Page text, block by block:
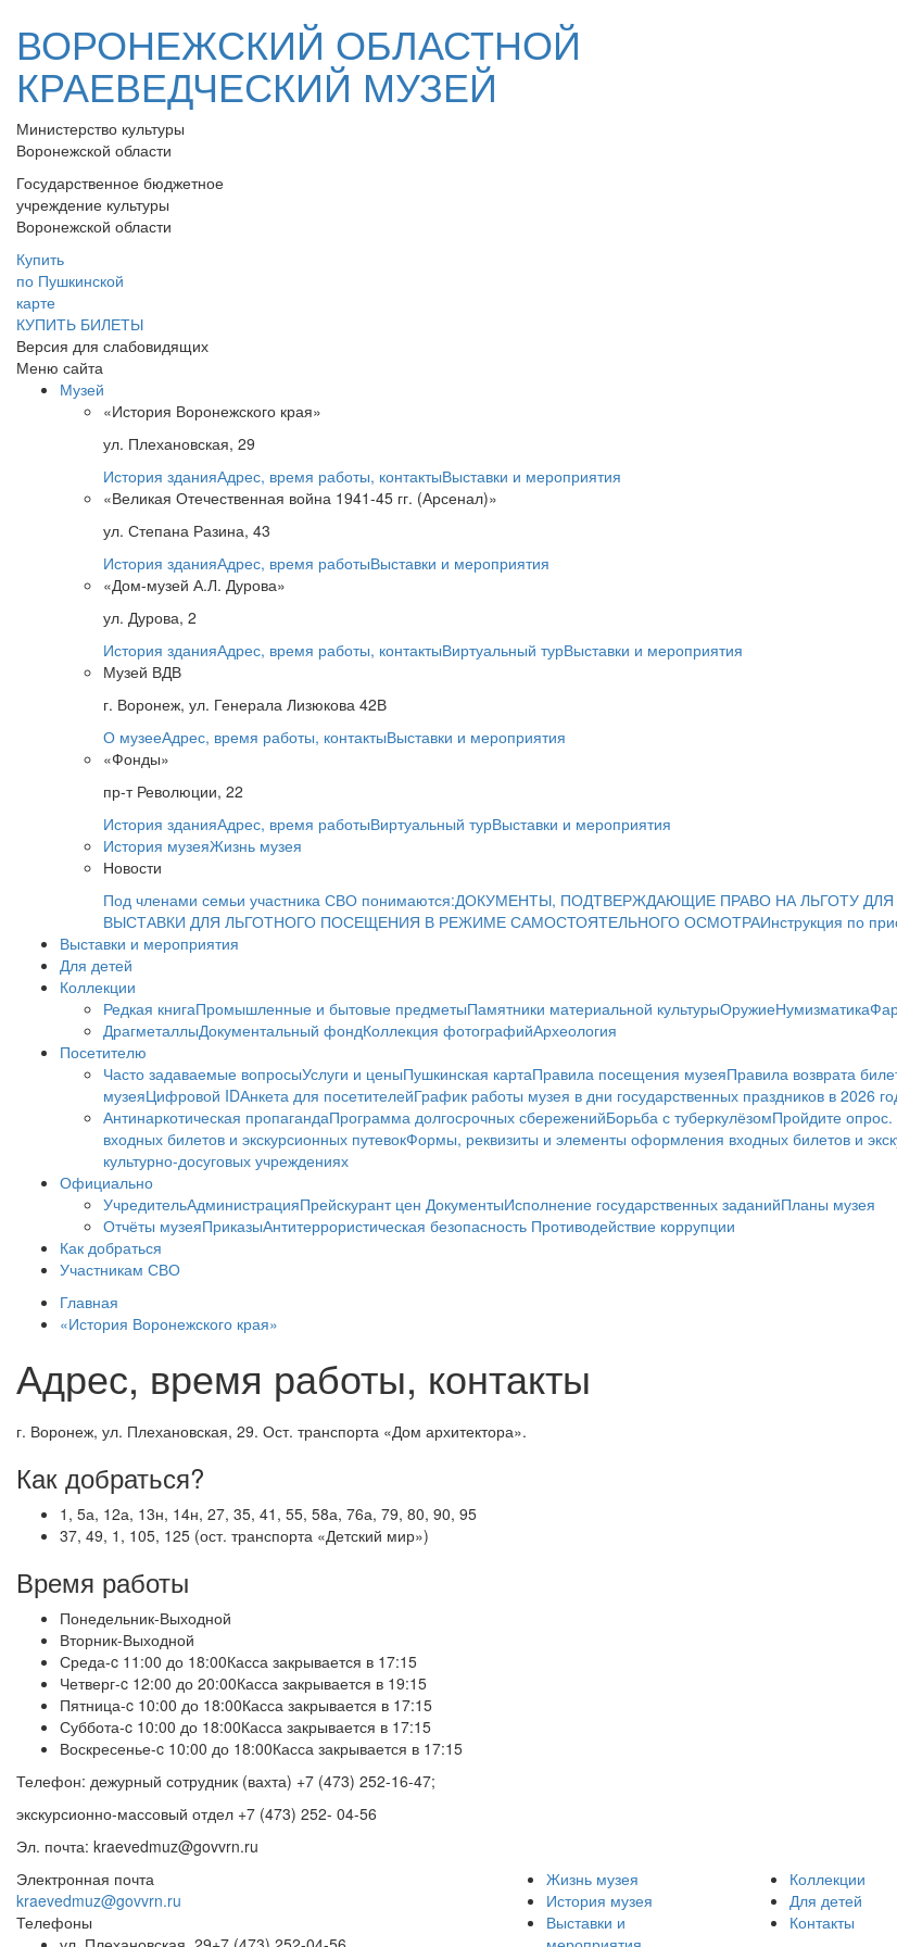
ВОРОНЕЖСКИЙ ОБЛАСТНОЙ
КРАЕВЕДЧЕСКИЙ МУЗЕЙ
Министерство культуры
Воронежской области
Государственное бюджетное
учреждение культуры
Воронежской области
Купить
по Пушкинской
карте
КУПИТЬ БИЛЕТЫ
Версия для слабовидящих
Меню сайта
Музей
«История Воронежского края»
ул. Плехановская, 29
История зданияАдрес, время работы, контактыВыставки и мероприятия
«Великая Отечественная война 1941-45 гг. (Арсенал)»
ул. Степана Разина, 43
История зданияАдрес, время работыВыставки и мероприятия
«Дом-музей А.Л. Дурова»
ул. Дурова, 2
История зданияАдрес, время работы, контактыВиртуальный турВыставки и мероприятия
Музей ВДВ
г. Воронеж, ул. Генерала Лизюкова 42В
О музееАдрес, время работы, контактыВыставки и мероприятия
«Фонды»
пр-т Революции, 22
История зданияАдрес, время работыВиртуальный турВыставки и мероприятия
История музеяЖизнь музея
Новости
Под членами семьи участника СВО понимаются:ДОКУМЕНТЫ, ПОДТВЕРЖДАЮЩИЕ ПРАВО НА ЛЬГОТУ
ВЫСТАВКИ ДЛЯ ЛЬГОТНОГО ПОСЕЩЕНИЯ В РЕЖИМЕ САМОСТОЯТЕЛЬНОГО ОСМОТРАИнструкция по
Выставки и мероприятия
Для детей
Коллекции
Редкая книгаПромышленные и бытовые предметыПамятники материальной культурыОружиеНумизматика
ДрагметаллыДокументальный фондКоллекция фотографийАрхеология
Посетителю
Часто задаваемые вопросыУслуги и ценыПушкинская картаПравила посещения музеяПравила возврата
музеяЦифровой IDАнкета для посетителейГрафик работы музея в дни государственных праздников в 2026
Антинаркотическая пропагандаПрограмма долгосрочных сбереженийБорьба с туберкулёзомПройдите
входных билетов и экскурсионных путевокФормы, реквизиты и элементы оформления входных билетов и
культурно-досуговых учреждениях
Официально
УчредительАдминистрацияПрейскурант цен ДокументыИсполнение государственных заданийПланы музея
Отчёты музеяПриказыАнтитеррористическая безопасность Противодействие коррупции
Как добраться
Участникам СВО
Главная
«История Воронежского края»
Адрес, время работы, контакты
г. Воронеж, ул. Плехановская, 29. Ост. транспорта «Дом архитектора».
Как добраться?
1, 5а, 12а, 13н, 14н, 27, 35, 41, 55, 58а, 76а, 79, 80, 90, 95
37, 49, 1, 105, 125 (ост. транспорта «Детский мир»)
Время работы
Понедельник-Выходной
Вторник-Выходной
Среда-c 11:00 до 18:00Касса закрывается в 17:15
Четверг-c 12:00 до 20:00Касса закрывается в 19:15
Пятница-c 10:00 до 18:00Касса закрывается в 17:15
Суббота-c 10:00 до 18:00Касса закрывается в 17:15
Воскресенье-c 10:00 до 18:00Касса закрывается в 17:15
Телефон: дежурный сотрудник (вахта) +7 (473) 252-16-47;
экскурсионно-массовый отдел +7 (473) 252- 04-56
Эл. почта: kraevedmuz@govvrn.ru
Электронная почта
kraevedmuz@govvrn.ru
Телефоны
Жизнь музея
История музея
Выставки и
Коллекции
Для детей
Контакты